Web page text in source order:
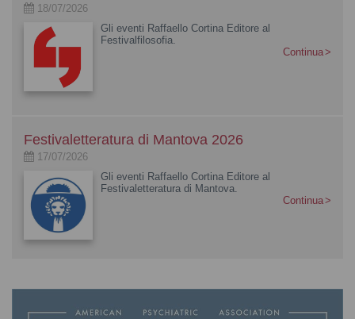
18/07/2026
Gli eventi Raffaello Cortina Editore al
Festivalfilosofia.
Continua
Festivaletteratura di Mantova 2026
17/07/2026
Gli eventi Raffaello Cortina Editore al
Festivaletteratura di Mantova.
Continua